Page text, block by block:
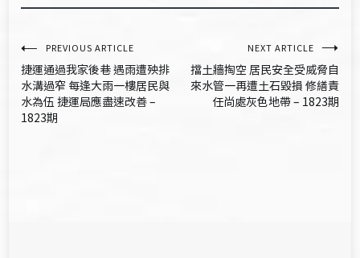
文
章
導
PREVIOUS ARTICLE
捷運通過我家後巷 遇雨遭殃排
水溝過窄 每逢大雨一樓居民與
水為伍 捷運局應盡速改善 –
1823期
NEXT ARTICLE
擋土牆掏空 居民安全受威脅自
來水管一再遭土石毀損 修繕責
任尚處灰色地帶 – 1823期